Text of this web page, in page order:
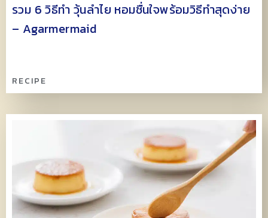
รวม 6 วิธีทำ วุ้นลำไย หอมชื่นใจพร้อมวิธีทำสุดง่าย
– Agarmermaid
RECIPE